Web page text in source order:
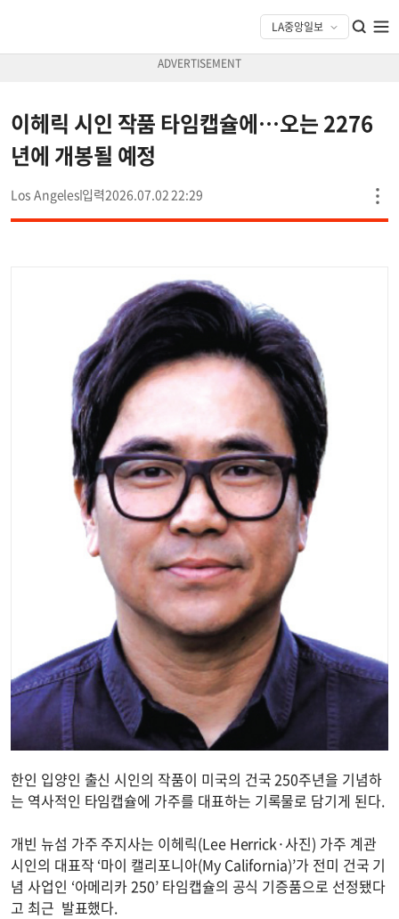
이헤릭 시인 작품 타임캡슐에…오는 2276
년에 개봉될 예정
Los Angeles 2026.07.02 22:29
한인 입양인 출신 시인의 작품이 미국의 건국 250주년을 기념하
는 역사적인 타임캡슐에 가주를 대표하는 기록물로 담기게 된다.
개빈 뉴섬 가주 주지사는 이헤릭(Lee Herrick·사진) 가주 계관
시인의 대표작 ‘마이 캘리포니아(My California)’가 전미 건국 기
념 사업인 ‘아메리카 250’ 타임캡슐의 공식 기증품으로 선정됐다
고 최근 발표했다.